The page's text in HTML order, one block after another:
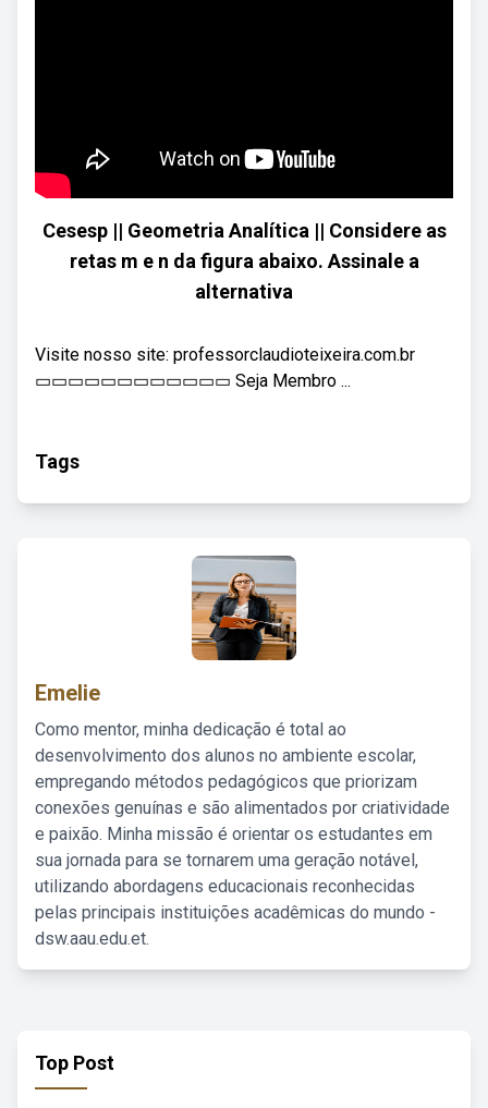
Cesesp || Geometria Analítica || Considere as
retas m e n da figura abaixo. Assinale a
alternativa
Visite nosso site: professorclaudioteixeira.com.br
▭▭▭▭▭▭▭▭▭▭▭▭ Seja Membro ...
Tags
Emelie
Como mentor, minha dedicação é total ao
desenvolvimento dos alunos no ambiente escolar,
empregando métodos pedagógicos que priorizam
conexões genuínas e são alimentados por criatividade
e paixão. Minha missão é orientar os estudantes em
sua jornada para se tornarem uma geração notável,
utilizando abordagens educacionais reconhecidas
pelas principais instituições acadêmicas do mundo -
dsw.aau.edu.et.
Top Post